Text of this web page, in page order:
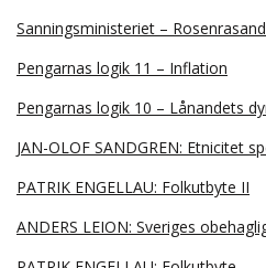
Sanningsministeriet –
Pengarnas logik 11 – Inflation
Pengarnas logik 10 – Lånandets
JAN-OLOF SANDGREN: Etnicitet
PATRIK ENGELLAU: Folkutbyte II
ANDERS LEION: Sveriges